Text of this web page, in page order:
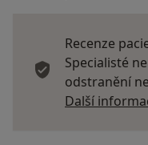
Recenze
Specialisté
odstranění
Další